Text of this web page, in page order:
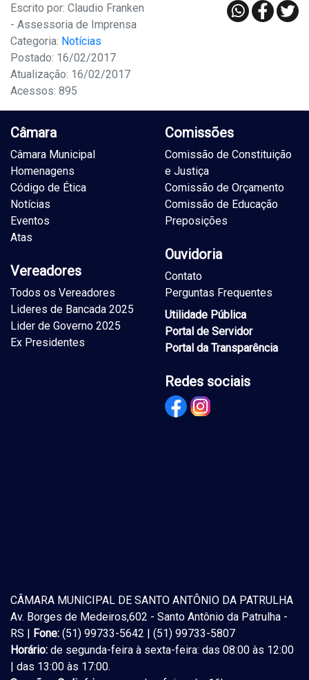
Escrito por: Claudio Franken
- Assessoria de Imprensa
Categoria: Notícias
Postado: 16/02/2017
Atualização: 16/02/2017
Acessos: 895
Câmara
Câmara Municipal
Homenagens
Código de Ética
Notícias
Eventos
Atas
Vereadores
Todos os Vereadores
Lideres de Bancada 2025
Lider de Governo 2025
Ex Presidentes
Comissões
Comissão de Constituição
e Justiça
Comissão de Orçamento
Comissão de Educação
Preposições
Ouvidoria
Contato
Perguntas Frequentes
Utilidade Pública
Portal de Servidor
Portal da Transparência
Redes sociais
CÂMARA MUNICIPAL DE SANTO ANTÔNIO DA PATRULHA
Av. Borges de Medeiros,602 - Santo Antônio da Patrulha -
RS |
Fone: (51) 99733-5642 | (51) 99733-5807
Horário: de segunda-feira à sexta-feira: das 08:00 às 12:00
| das 13:00 às 17:00.